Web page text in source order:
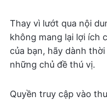
Thay vì lướt qua nội
không mang lại lợi ích
của bạn, hãy dành
những chủ đề thú vị.
Quyền truy cập vào